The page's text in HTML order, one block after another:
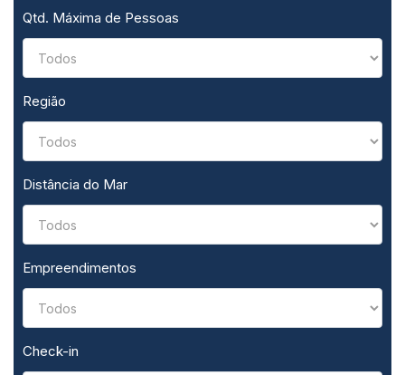
Qtd. Máxima de Pessoas
Região
Distância do Mar
Empreendimentos
Check-in